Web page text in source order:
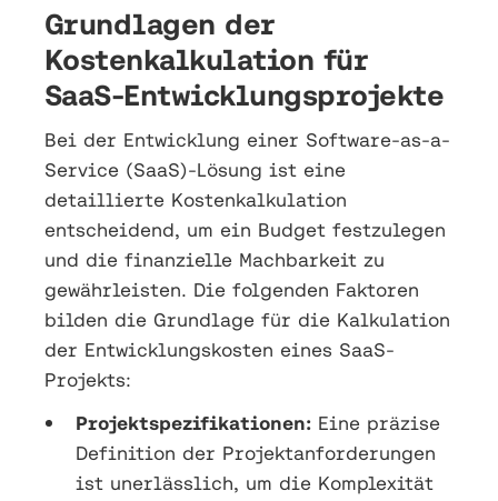
Grundlagen der
Kostenkalkulation für
SaaS-Entwicklungsprojekte
Bei der Entwicklung einer Software-as-a-
Service (SaaS)-Lösung ist eine
detaillierte Kostenkalkulation
entscheidend, um ein Budget festzulegen
und die finanzielle Machbarkeit zu
gewährleisten. Die folgenden Faktoren
bilden die Grundlage für die Kalkulation
der Entwicklungskosten eines SaaS-
Projekts:
Projektspezifikationen: Eine präzise
Definition der Projektanforderungen
ist unerlässlich, um die Komplexität